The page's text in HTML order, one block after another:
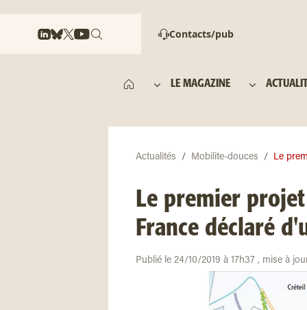
Contacts/pub
LE MAGAZINE
Actualités Mobilite-douces Le
Le premier
France déclaré
Publié le 24/10/2019 à 17h37 , mise à